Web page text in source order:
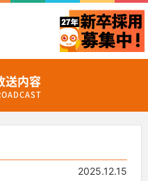
送内容
2025.12.15